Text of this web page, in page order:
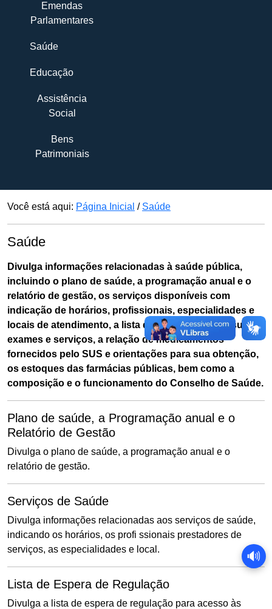
🔊
Emendas
Parlamentares
Saúde
Educação
Assistência
Social
Bens
Patrimoniais
Você está aqui: Página Inicial / Saúde
Saúde
Divulga informações relacionadas à saúde pública,
incluindo o plano de saúde, a programação anual e o
relatório de gestão, os serviços disponíveis com
indicação de horários, profissionais, especialidades e
locais de atendimento, a lista de espera para consultas,
exames e serviços, a relação de medicamentos
fornecidos pelo SUS e orientações para sua obtenção,
os estoques das farmácias públicas, bem como a
composição e o funcionamento do Conselho de Saúde.
Plano de saúde, a Programação anual e o
Relatório de Gestão
Divulga o plano de saúde, a programação anual e o
relatório de gestão.
Serviços de Saúde
Divulga informações relacionadas aos serviços de saúde,
indicando os horários, os profi ssionais prestadores de
serviços, as especialidades e local.
Lista de Espera de Regulação
Divulga a lista de espera de regulação para acesso às